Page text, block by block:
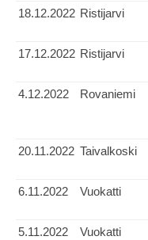
18.12.2022 Ristijarvi
17.12.2022 Ristijarvi
4.12.2022 Rovaniemi
20.11.2022 Taivalkoski
6.11.2022 Vuokatti
5.11.2022
Vuokatti